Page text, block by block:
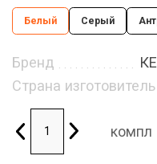
Белый Серый
Бренд
Страна изготовитель
компл